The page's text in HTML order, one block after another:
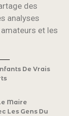
des
analyses
et les
De Vrais
Maire
Les Gens Du